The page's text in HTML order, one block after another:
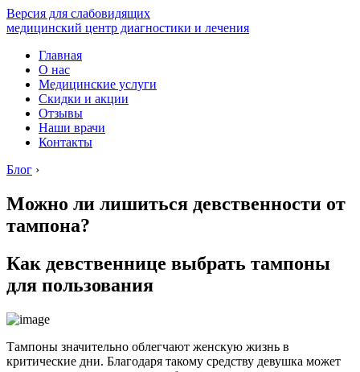
Версия для слабовидящих
медицинский центр диагностики и лечения
Главная
О нас
Медицинские услуги
Скидки и акции
Отзывы
Наши врачи
Контакты
Блог ›
Можно ли лишиться девственности от
тампона?
Как девственнице выбрать тампоны
для пользования
Тампоны значительно облегчают женскую жизнь в
критические дни. Благодаря такому средству девушка может